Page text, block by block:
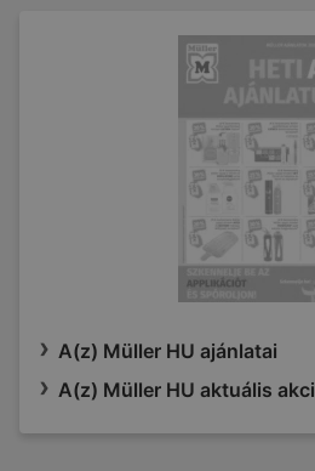
A(z) Müller HU ajánlatai
A(z) Müller HU aktuális